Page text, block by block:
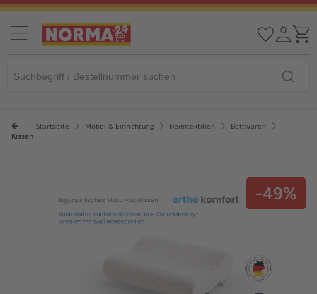
Startseite Möbel & Einrichtung Heimtextilien
Bettwaren
Kissen
-49%